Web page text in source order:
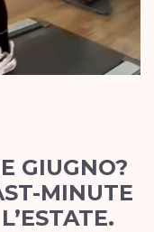
GIUGNO?
MINUTE